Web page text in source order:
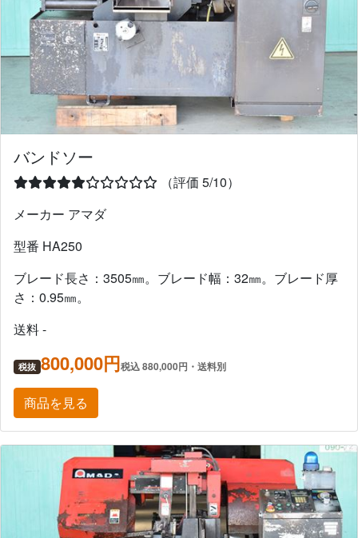
バンドソー
（評価 5/10）
メーカー アマダ
型番 HA250
ブレード長さ：3505㎜。ブレード幅：32㎜。ブレード厚
さ：0.95㎜。
送料 -
税抜 800,000円税込 880,000円・送料別
商品を見る